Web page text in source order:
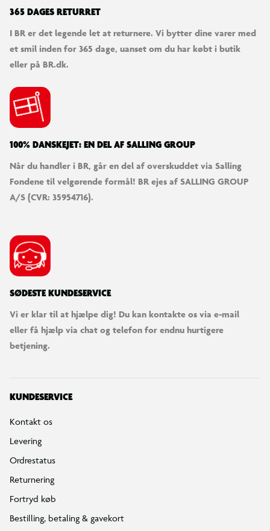
365 DAGES RETURRET
I BR er det legende let at returnere. Vi bytter dine varer med
et smil inden for 365 dage, uanset om du har købt i butik
eller på BR.dk.
100% DANSKEJET: EN DEL AF SALLING GROUP
Når du handler i BR, går en del af overskuddet via Salling
Fondene til velgørende formål! BR ejes af SALLING GROUP
A/S (CVR: 35954716).
SØDESTE KUNDESERVICE
Vi er klar til at hjælpe dig! Du kan kontakte os via e-mail
eller få hjælp via chat og telefon for endnu hurtigere
betjening.
KUNDESERVICE
Kontakt os
Levering
Ordrestatus
Returnering
Fortryd køb
Bestilling, betaling & gavekort